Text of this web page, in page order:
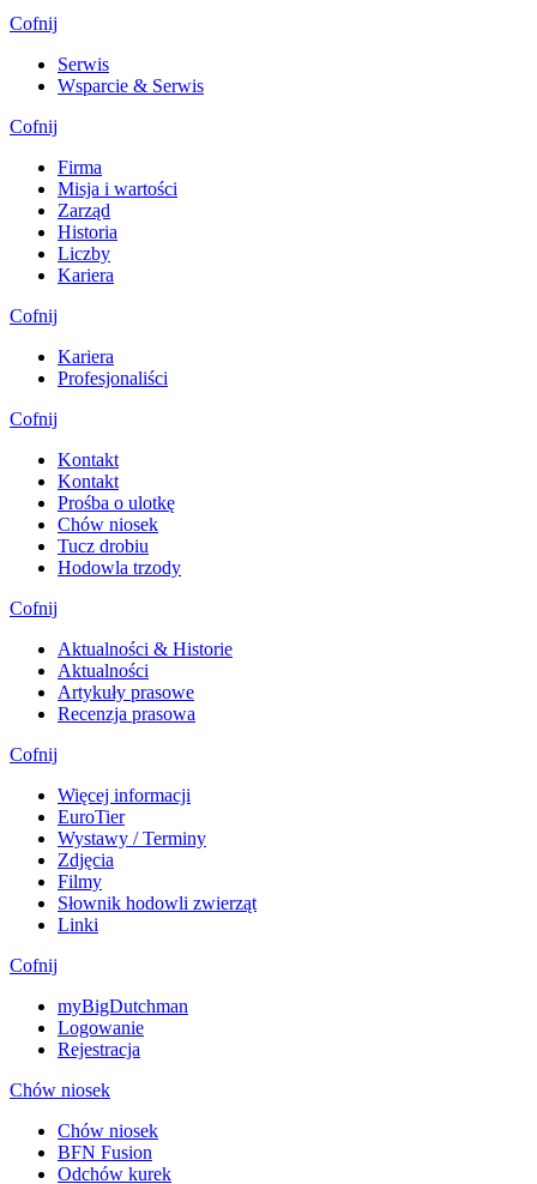
Cofnij
Serwis
Wsparcie & Serwis
Cofnij
Firma
Misja i wartości
Zarząd
Historia
Liczby
Kariera
Cofnij
Kariera
Profesjonaliści
Cofnij
Kontakt
Kontakt
Prośba o ulotkę
Chów niosek
Tucz drobiu
Hodowla trzody
Cofnij
Aktualności & Historie
Aktualności
Artykuły prasowe
Recenzja prasowa
Cofnij
Więcej informacji
EuroTier
Wystawy / Terminy
Zdjęcia
Filmy
Słownik hodowli zwierząt
Linki
Cofnij
myBigDutchman
Logowanie
Rejestracja
Chów niosek
Chów niosek
BFN Fusion
Odchów kurek